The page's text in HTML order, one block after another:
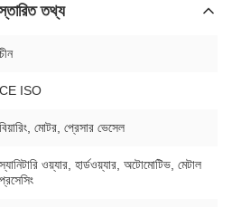
তথ্য
চীন
CE ISO
বিয়ারিং, মোটর, প্রেসার ভেসেল
স্যানিটারি ওয়্যার, হার্ডওয়্যার, অটোমোটিভ, মেটাল
প্রসেসিং